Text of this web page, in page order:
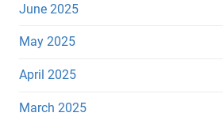
June 2025
May 2025
April 2025
March 2025